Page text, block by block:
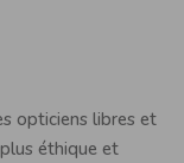
opticiens libres et
éthique et